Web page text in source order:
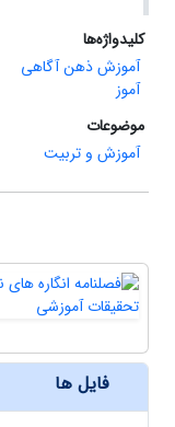
کلیدواژه‌ها
آموزش ذهن‏ آگاهی
‏آموز
موضوعات
آموزش و تربیت
فایل ها